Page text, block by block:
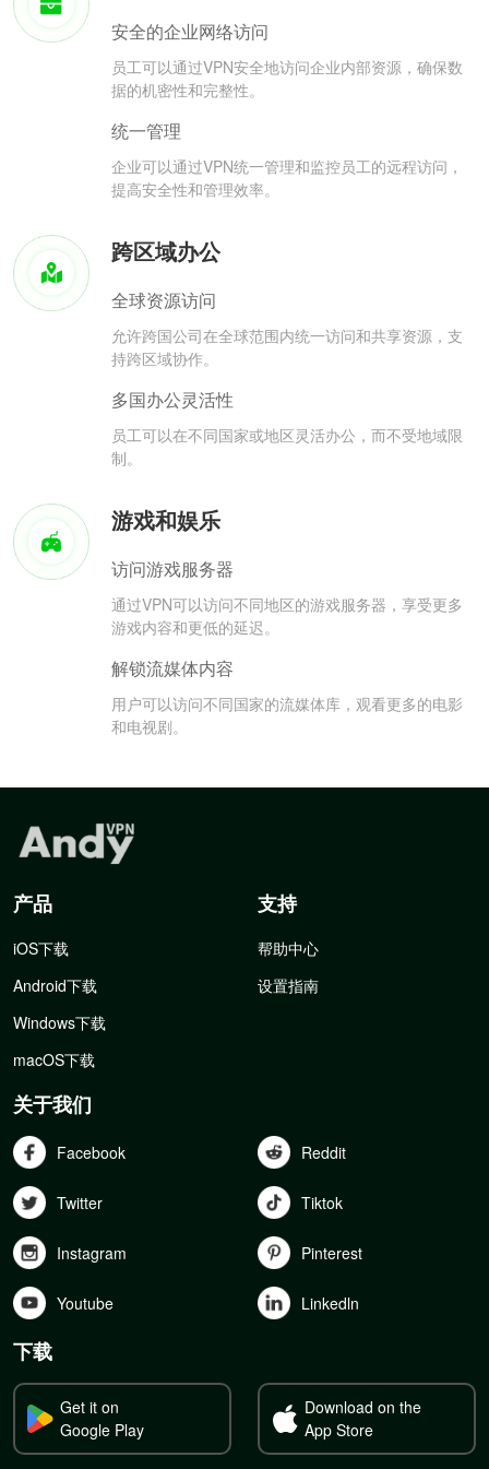
安全的企业网络访问
员工可以通过VPN安全地访问企业内部资源，确保数
据的机密性和完整性。
统一管理
企业可以通过VPN统一管理和监控员工的远程访问，
提高安全性和管理效率。
跨区域办公
全球资源访问
允许跨国公司在全球范围内统一访问和共享资源，支
持跨区域协作。
多国办公灵活性
员工可以在不同国家或地区灵活办公，而不受地域限
制。
游戏和娱乐
访问游戏服务器
通过VPN可以访问不同地区的游戏服务器，享受更多
游戏内容和更低的延迟。
解锁流媒体内容
用户可以访问不同国家的流媒体库，观看更多的电影
和电视剧。
产品
iOS下载
Android下载
Windows下载
macOS下载
支持
帮助中心
设置指南
关于我们
Facebook Reddit
Twitter Tiktok
Instagram Pinterest
Youtube Linkedln
下载
Get it on
Google Play
Download on the
App Store